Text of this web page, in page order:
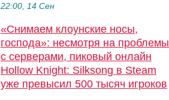
22:00, 14 Сен
«Снимаем клоунские носы,
господа»: несмотря на проблемы
с серверами, пиковый онлайн
Hollow Knight: Silksong в Steam
уже превысил 500 тысяч игроков